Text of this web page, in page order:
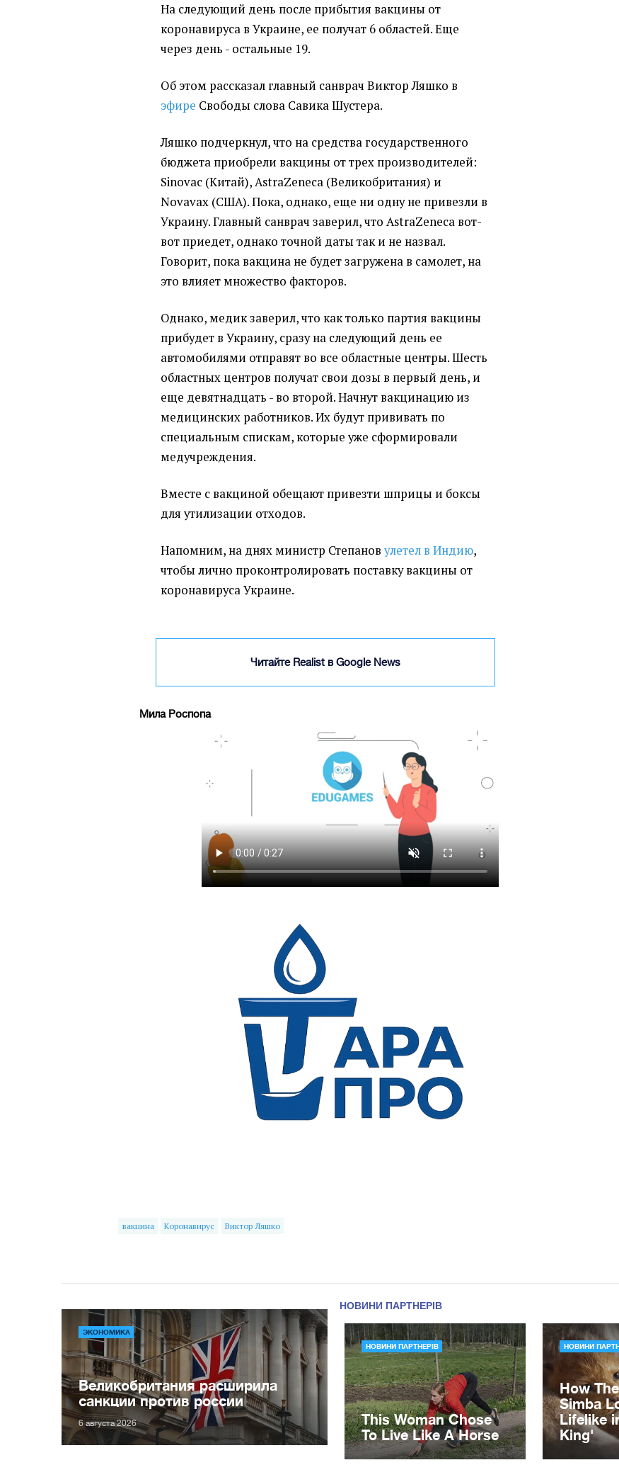
На следующий день после прибытия вакцины от
коронавируса в Украине, ее получат 6 областей. Еще
через день - остальные 19.
Об этом рассказал главный санврач Виктор Ляшко в
эфире Свободы слова Савика Шустера.
Ляшко подчеркнул, что на средства государственного
бюджета приобрели вакцины от трех производителей:
Sinovac (Китай), AstraZeneca (Великобритания) и
Novavax (США). Пока, однако, еще ни одну не привезли в
Украину. Главный санврач заверил, что AstraZeneca вот-
вот приедет, однако точной даты так и не назвал.
Говорит, пока вакцина не будет загружена в самолет, на
это влияет множество факторов.
Однако, медик заверил, что как только партия вакцины
прибудет в Украину, сразу на следующий день ее
автомобилями отправят во все областные центры. Шесть
областных центров получат свои дозы в первый день, и
еще девятнадцать - во второй. Начнут вакцинацию из
медицинских работников. Их будут прививать по
специальным спискам, которые уже сформировали
медучреждения.
Вместе с вакциной обещают привезти шприцы и боксы
для утилизации отходов.
Напомним, на днях министр Степановулетел в Индию,
чтобы лично проконтролировать поставку вакцины от
коронавируса Украине.
Читайте Realist в Google News
Мила Роспопа
вакцина Коронавирус Виктор Ляшко
ЭКОНОМИКА
Великобритания расширила
санкции против россии
6 августа 2026